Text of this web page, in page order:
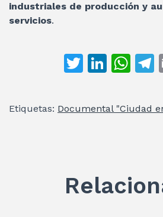
industriales de producción y
servicios.
T
itt
er
Li
k
e
W
at
s
p
Etiquetas: Documental "Ciudad